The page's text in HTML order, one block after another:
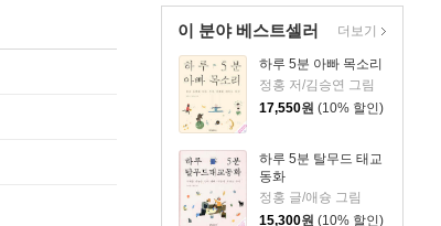
이 분야 베스트셀러
하루 5분 아빠 목소리
정홍 저/김승연 그림
17,550원 (10% 할인)
하루 5분 탈무드 태교
동화
정홍 글/애슝 그림
15,300원 (10% 할인)
더보기